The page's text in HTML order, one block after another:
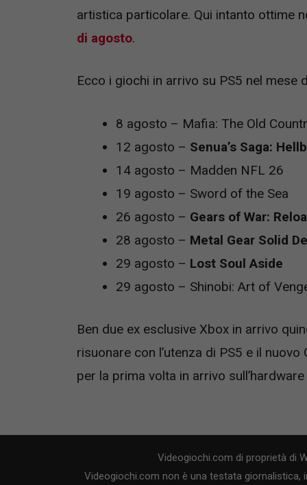
artistica particolare. Qui intanto ottime
di agosto.
Ecco i giochi in arrivo su PS5 nel mese
8 agosto – Mafia: The Old
12 agosto – Senua’s Saga:
14 agosto – Madden NFL 26
19 agosto – Sword of the Sea
26 agosto – Gears of War:
28 agosto – Metal Gear Solid
29 agosto – Lost Soul Aside
29 agosto – Shinobi: Art of
Ben due ex esclusive Xbox in arrivo
risuonare con l’utenza di PS5 e il
per la prima volta in arrivo
Videogiochi.com di proprietà di
Videogiochi.com non è una testata giornalistica,